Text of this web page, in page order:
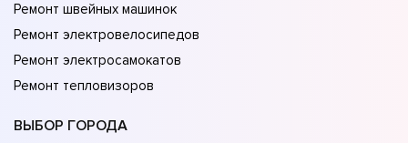
Ремонт швейных машинок
Ремонт электровелосипедов
Ремонт электросамокатов
Ремонт тепловизоров
ВЫБОР ГОРОДА